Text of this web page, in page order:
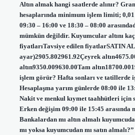
Altın almak hangi saatlerde alınır?
hesaplarında minimum işlem limiti;
09:30 – 16:00 ve 18:30 – 08:00
mümkün değildir. Kuyumcular altını
fiyatlarıTavsiye edilen fiyatlarSATIN
ayar)2905.802961.92Çeyrek
altın9350.009630.00Tam
işlem görür? Hafta sonları ve tatillerde
Hesaplaşma yarım günlerde 08:00 ile
Nakit ve menkul kıymet taahhütleri için
Erken değişim 09:00 ile 15:45 arasında
Bankalardan mı altın almalı
mı yoksa kuyumcudan mı satın